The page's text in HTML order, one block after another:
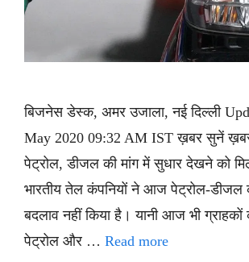
बिजनेस डेस्क, अमर उजाला, नई दिल्ली
May 2020 09:32 AM IST ख़बर सुनें
पेट्रोल, डीजल की मांग में सुधार देखने को
भारतीय तेल कंपनियों ने आज पेट्रोल-डीजल
बदलाव नहीं किया है। यानी आज भी
पेट्रोल और … Read more